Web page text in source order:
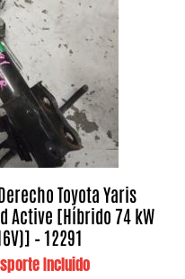
Toyota Yaris
Active [Híbrido 74 kW
– 12291
Incluido